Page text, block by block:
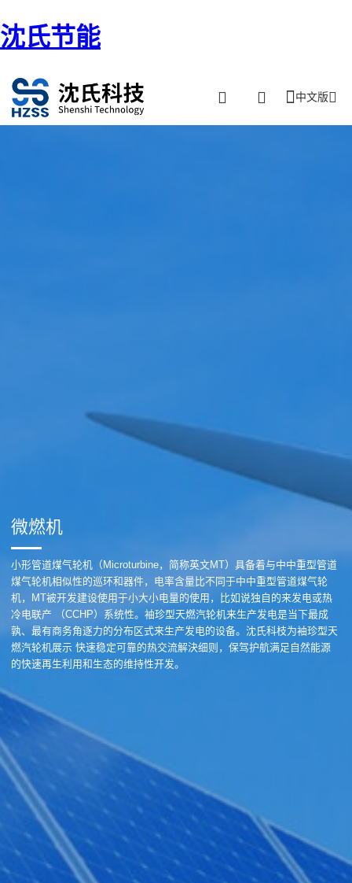
沈氏节能
中文版
微燃机
小形管道煤气轮机（Microturbine，简称英文MT）具备着与中中重型管道
煤气轮机相似性的巡环和器件，电率含量比不同于中中重型管道煤气轮
机，MT被开发建设使用于小大小电量的使用，比如说独自的来发电或热
冷电联产 （CCHP）系统性。袖珍型天燃汽轮机来生产发电是当下最成
孰、最有商务角逐力的分布区式来生产发电的设备。沈氏科枝为袖珍型天
燃汽轮机展示 快速稳定可靠的热交流解決细则，保驾护航满足自然能源
的快速再生利用和生态的维持性开发。